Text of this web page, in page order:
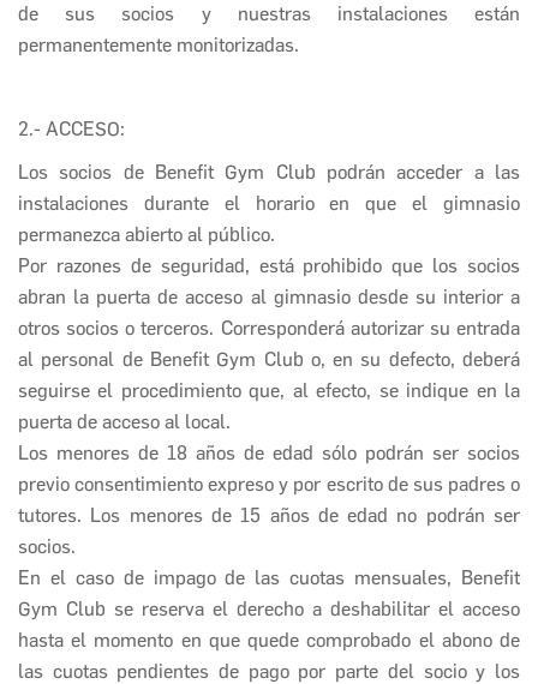
de sus socios y nuestras instalaciones están
permanentemente monitorizadas.
2.- ACCESO:
Los socios de Benefit Gym Club podrán acceder a las
instalaciones durante el horario en que el gimnasio
permanezca abierto al público.
Por razones de seguridad, está prohibido que los socios
abran la puerta de acceso al gimnasio desde su interior a
otros socios o terceros. Corresponderá autorizar su entrada
al personal de Benefit Gym Club o, en su defecto, deberá
seguirse el procedimiento que, al efecto, se indique en la
puerta de acceso al local.
Los menores de 18 años de edad sólo podrán ser socios
previo consentimiento expreso y por escrito de sus padres o
tutores. Los menores de 15 años de edad no podrán ser
socios.
En el caso de impago de las cuotas mensuales, Benefit
Gym Club se reserva el derecho a deshabilitar el acceso
hasta el momento en que quede comprobado el abono de
las cuotas pendientes de pago por parte del socio y los